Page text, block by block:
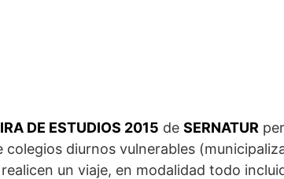
DE ESTUDIOS 2015 de SERNATUR
colegios diurnos vulnerables
un viaje, en modalidad todo